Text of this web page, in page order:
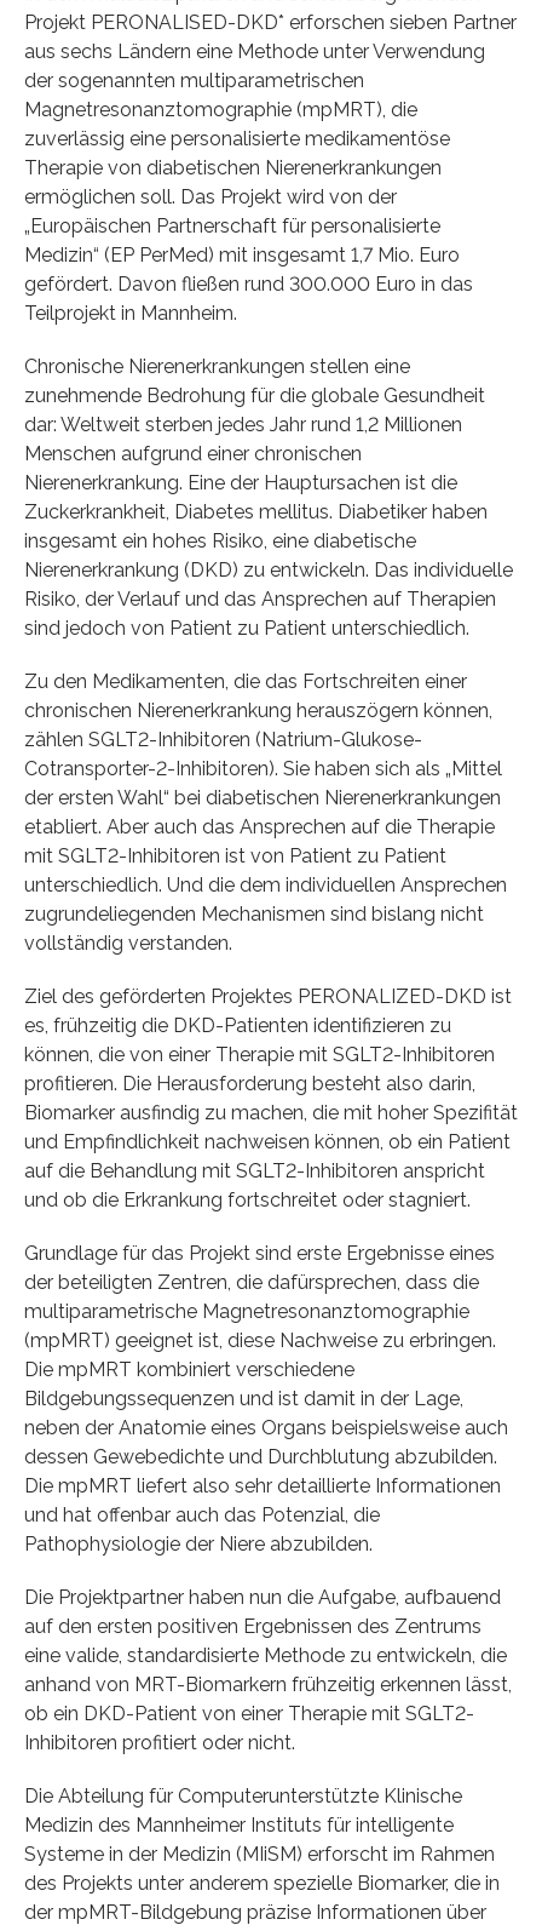
Projekt PERONALISED-DKD* erforschen sieben Partner
aus sechs Ländern eine Methode unter Verwendung
der sogenannten multiparametrischen
Magnetresonanztomographie (mpMRT), die
zuverlässig eine personalisierte medikamentöse
Therapie von diabetischen Nierenerkrankungen
ermöglichen soll. Das Projekt wird von der
„Europäischen Partnerschaft für personalisierte
Medizin“ (EP PerMed) mit insgesamt 1,7 Mio. Euro
gefördert. Davon fließen rund 300.000 Euro in das
Teilprojekt in Mannheim.
Chronische Nierenerkrankungen stellen eine
zunehmende Bedrohung für die globale Gesundheit
dar: Weltweit sterben jedes Jahr rund 1,2 Millionen
Menschen aufgrund einer chronischen
Nierenerkrankung. Eine der Hauptursachen ist die
Zuckerkrankheit, Diabetes mellitus. Diabetiker haben
insgesamt ein hohes Risiko, eine diabetische
Nierenerkrankung (DKD) zu entwickeln. Das individuelle
Risiko, der Verlauf und das Ansprechen auf Therapien
sind jedoch von Patient zu Patient unterschiedlich.
Zu den Medikamenten, die das Fortschreiten einer
chronischen Nierenerkrankung herauszögern können,
zählen SGLT2-Inhibitoren (Natrium-Glukose-
Cotransporter-2-Inhibitoren). Sie haben sich als „Mittel
der ersten Wahl“ bei diabetischen Nierenerkrankungen
etabliert. Aber auch das Ansprechen auf die Therapie
mit SGLT2-Inhibitoren ist von Patient zu Patient
unterschiedlich. Und die dem individuellen Ansprechen
zugrundeliegenden Mechanismen sind bislang nicht
vollständig verstanden.
Ziel des geförderten Projektes PERONALIZED-DKD ist
es, frühzeitig die DKD-Patienten identifizieren zu
können, die von einer Therapie mit SGLT2-Inhibitoren
profitieren. Die Herausforderung besteht also darin,
Biomarker ausfindig zu machen, die mit hoher Spezifität
und Empfindlichkeit nachweisen können, ob ein Patient
auf die Behandlung mit SGLT2-Inhibitoren anspricht
und ob die Erkrankung fortschreitet oder stagniert.
Grundlage für das Projekt sind erste Ergebnisse eines
der beteiligten Zentren, die dafürsprechen, dass die
multiparametrische Magnetresonanztomographie
(mpMRT) geeignet ist, diese Nachweise zu erbringen.
Die mpMRT kombiniert verschiedene
Bildgebungssequenzen und ist damit in der Lage,
neben der Anatomie eines Organs beispielsweise auch
dessen Gewebedichte und Durchblutung abzubilden.
Die mpMRT liefert also sehr detaillierte Informationen
und hat offenbar auch das Potenzial, die
Pathophysiologie der Niere abzubilden.
Die Projektpartner haben nun die Aufgabe, aufbauend
auf den ersten positiven Ergebnissen des Zentrums
eine valide, standardisierte Methode zu entwickeln, die
anhand von MRT-Biomarkern frühzeitig erkennen lässt,
ob ein DKD-Patient von einer Therapie mit SGLT2-
Inhibitoren profitiert oder nicht.
Die Abteilung für Computerunterstützte Klinische
Medizin des Mannheimer Instituts für intelligente
Systeme in der Medizin (MIiSM) erforscht im Rahmen
des Projekts unter anderem spezielle Biomarker, die in
der mpMRT-Bildgebung präzise Informationen über